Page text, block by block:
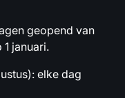
geopend van
1 januari.
elke dag